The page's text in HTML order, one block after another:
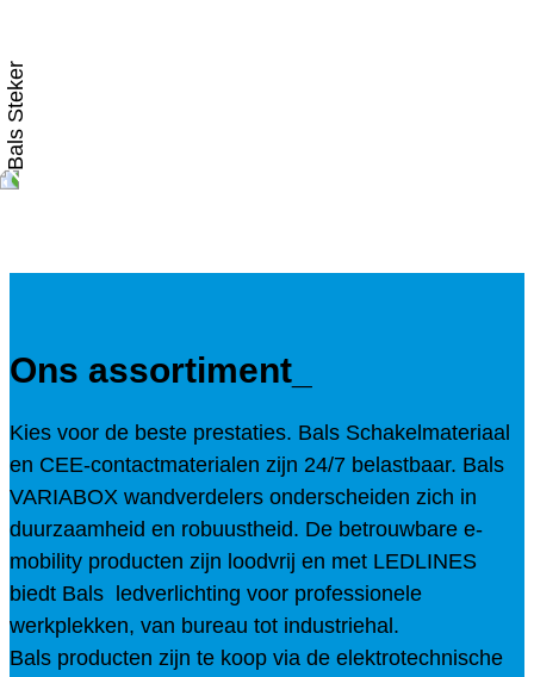
Ons assortiment
Kies voor de beste prestaties. Bals Schakelmateriaal
en CEE-contactmaterialen zijn 24/7 belastbaar. Bals
VARIABOX wandverdelers onderscheiden zich in
duurzaamheid en robuustheid. De betrouwbare e-
mobility producten zijn loodvrij en met LEDLINES
biedt Bals ledverlichting voor professionele
werkplekken, van bureau tot industriehal.
Bals producten zijn te koop via de elektrotechnische